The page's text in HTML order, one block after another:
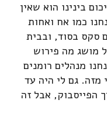
בינינו הוא שאין
כמו אח ואחות
סקס בסוד, ובבית
מושג מה פירוש
מנהלים רומנים
מזה. גם לי היה עד
הפייסבוק, אבל זה